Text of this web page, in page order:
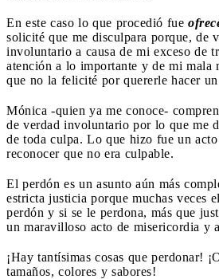
En este caso lo que procedió fue
solicité que me disculpara porque, de
involuntario a causa de mi exceso de
atención a lo importante y de mi mala
que no la felicité por quererle hacer
Mónica -quien ya me conoce-
de verdad involuntario por lo que me
de toda culpa. Lo que hizo fue un
reconocer que no era culpable.
El perdón es un asunto aún más
estricta justicia porque muchas veces
perdón y si se le perdona, más que
un maravilloso acto de misericordia y
¡Hay tantísimas cosas que perdonar!
tamaños, colores y sabores!